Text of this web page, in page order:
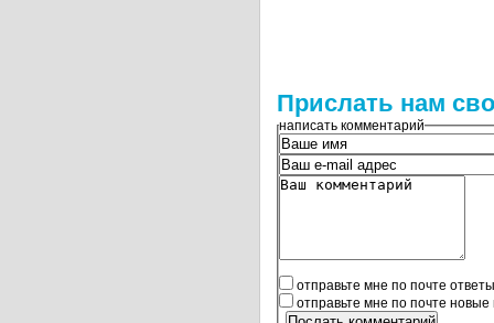
Прислать нам
написать комментарий
отправьте мне по почте
отправьте мне по почте